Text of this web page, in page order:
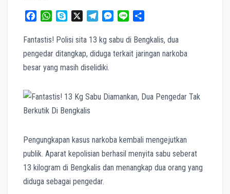
c
b
o
k
W
a
A
p
y
l
e
r
m
M
s
s
e
n
e
a
r
Fantastis! Polisi sita 13 kg sabu di Bengkalis, dua
pengedar ditangkap, diduga terkait jaringan narkoba
besar yang masih diselidiki.
Pengungkapan kasus narkoba kembali mengejutkan
publik. Aparat kepolisian berhasil menyita sabu seberat
13 kilogram di Bengkalis dan menangkap dua orang yang
diduga sebagai pengedar.